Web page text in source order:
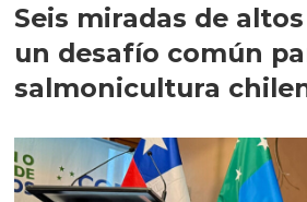
Seis miradas de
un desafío común
salmonicultura